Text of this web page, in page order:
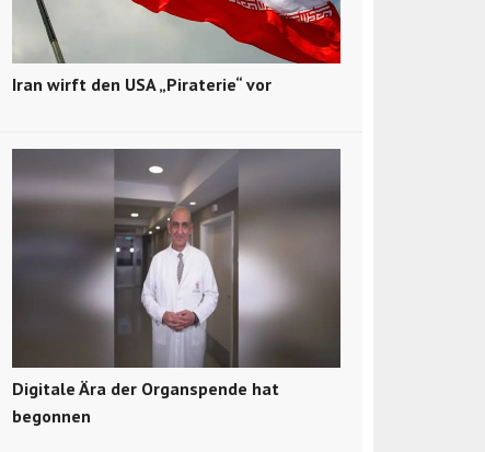
Iran wirft den USA „Piraterie“ vor
Digitale Ära der Organspende hat
begonnen